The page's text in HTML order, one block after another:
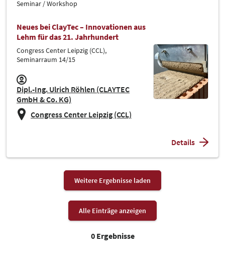
Seminar / Workshop
Neues bei ClayTec – Innovationen aus
Lehm für das 21. Jahrhundert
Congress Center Leipzig (CCL),
Seminarraum 14/15
Dipl.-Ing. Ulrich Röhlen (CLAYTEC
GmbH & Co. KG)
Congress Center Leipzig (CCL)
Details
Weitere Ergebnisse laden
Alle Einträge anzeigen
0 Ergebnisse